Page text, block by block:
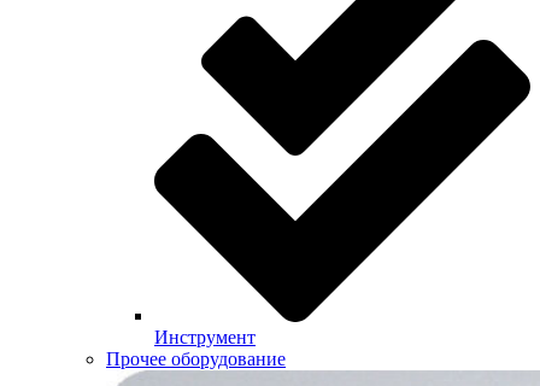
Инструмент
Прочее оборудование